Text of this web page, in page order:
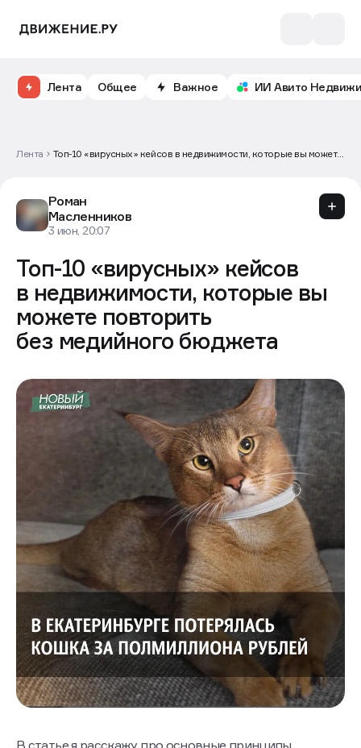
Лента Общее Важное ИИ Авито
Лента
Топ-10 «вирусных» кейсов в недвижимости, которые вы можете
Роман
Масленников
3 июн, 20:07
Топ-10 «вирусных» кейсов
в недвижимости, которые вы
можете повторить
без медийного бюджета
В статье я расскажу про основные принципы